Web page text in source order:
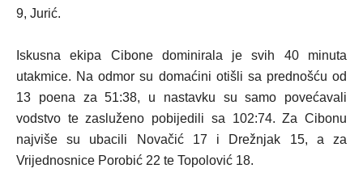
9, Jurić.
Iskusna ekipa Cibone dominirala je svih 40 minuta
utakmice. Na odmor su domaćini otišli sa prednošću od
13 poena za 51:38, u nastavku su samo povećavali
vodstvo te zasluženo pobijedili sa 102:74. Za Cibonu
najviše su ubacili Novačić 17 i Drežnjak 15, a za
Vrijednosnice Porobić 22 te Topolović 18.